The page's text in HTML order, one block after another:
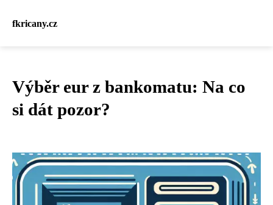
fkricany.cz
Výběr eur z bankomatu: Na co
si dát pozor?